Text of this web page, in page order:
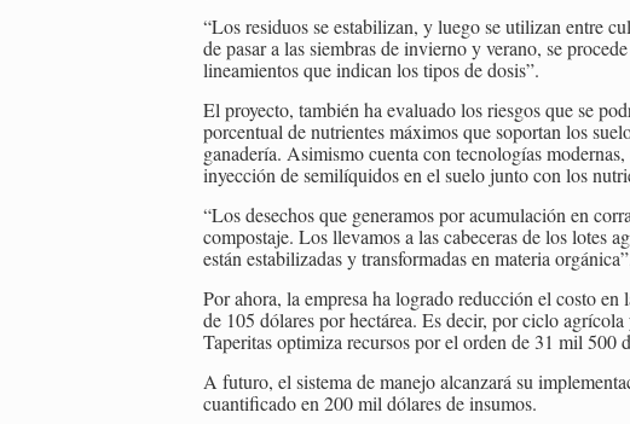
“Los residuos se estabilizan, y luego se utilizan entre
de pasar a las siembras de invierno y verano, se
lineamientos que indican los tipos de dosis”.
El proyecto, también ha evaluado los riesgos que se
porcentual de nutrientes máximos que soportan los
ganadería. Asimismo cuenta con tecnologías
inyección de semilíquidos en el suelo junto con los
“Los desechos que generamos por acumulación en
compostaje. Los llevamos a las cabeceras de los lotes
están estabilizadas y transformadas en materia
Por ahora, la empresa ha logrado reducción el costo
de 105 dólares por hectárea. Es decir, por ciclo
Taperitas optimiza recursos por el orden de 31 mil 500
A futuro, el sistema de manejo alcanzará su
cuantificado en 200 mil dólares de insumos.